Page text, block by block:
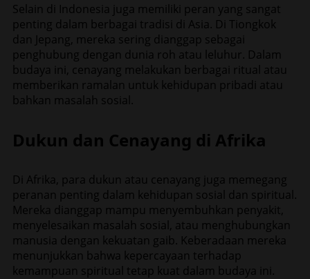
Selain di Indonesia juga memiliki peran yang sangat
penting dalam berbagai tradisi di Asia. Di Tiongkok
dan Jepang, mereka sering dianggap sebagai
penghubung dengan dunia roh atau leluhur. Dalam
budaya ini, cenayang melakukan berbagai ritual atau
memberikan ramalan untuk kehidupan pribadi atau
bahkan masalah sosial.
Dukun dan Cenayang di Afrika
Di Afrika, para dukun atau cenayang juga memegang
peranan penting dalam kehidupan sosial dan spiritual.
Mereka dianggap mampu menyembuhkan penyakit,
menyelesaikan masalah sosial, atau menghubungkan
manusia dengan kekuatan gaib. Keberadaan mereka
menunjukkan bahwa kepercayaan terhadap
kemampuan spiritual tetap kuat dalam budaya ini.